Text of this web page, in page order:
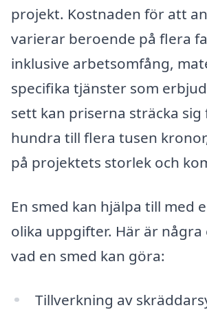
projekt. Kostnaden för att
varierar beroende på flera
inklusive arbetsomfång,
specifika tjänster som
sett kan priserna sträcka sig
hundra till flera tusen
på projektets storlek och
En smed kan hjälpa till med
olika uppgifter. Här är några
vad en smed kan göra:
Tillverkning av